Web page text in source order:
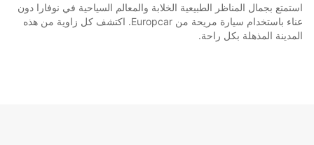
استمتع بجمال المناظر الطبيعية الخلابة والمعالم السياحية في نوفارا دون
عناء باستخدام سيارة مريحة من Europcar. اكتشف كل زاوية من هذه
المدينة المذهلة بكل راحة.